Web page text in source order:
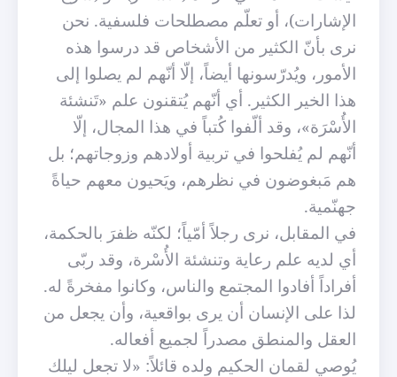
الإشارات)، أو تعلّم مصطلحات فلسفية. نحن
نرى بأنّ الكثير من الأشخاص قد درسوا هذه
الأمور، ويُدرّسونها أيضاً، إلّا أنّهم لم يصلوا إلى
هذا الخير الكثير. أي أنّهم يُتقنون علم «تَنشئة
الأُسْرَة»، وقد ألّفوا كُتباً في هذا المجال، إلّا
أنّهم لم يُفلحوا في تربية أولادهم وزوجاتهم؛ بل
هم مَبغوضون في نظرهم، ويَحيون معهم حياةً
جهنّمية.
في المقابل، نرى رجلاً أمّياً؛ لكنّه ظفرَ بالحكمة،
أي لديه علم رعاية وتنشئة الأُسْرة، وقد ربّى
أفراداً أفادوا المجتمع والناس، وكانوا مفخرةً له.
لذا على الإنسان أن يرى بواقعية، وأن يجعل من
العقل والمنطق مصدراً لجميع أفعاله.
يُوصي لقمان الحكيم ولده قائلاً: «لا تجعل ليلك